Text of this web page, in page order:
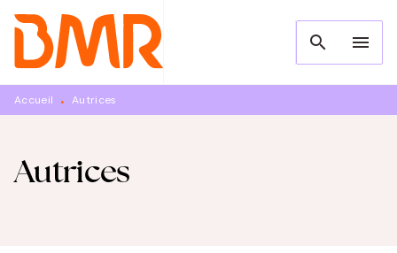
MENU RECHERCHE
PIED DE PAGE
search menu
Accueil • Autrices
Autrices